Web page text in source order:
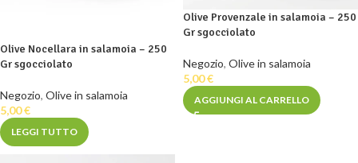
Olive Nocellara in salamoia – 250
Gr sgocciolato
Negozio, Olive in salamoia
5,00€
LEGGI TUTTO
Olive Provenzale in salamoia – 250
Gr sgocciolato
Negozio, Olive in salamoia
5,00€
AGGIUNGI AL CARRELLO